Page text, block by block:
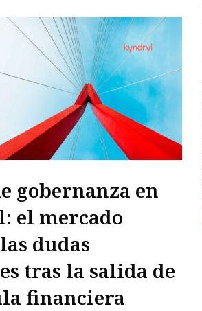
gobernanza en
el mercado
dudas
tras la salida de
financiera